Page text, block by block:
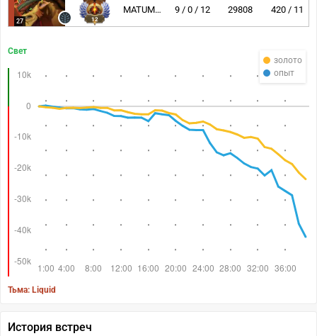
27 12
MATUMBAMAN 9 / 0 / 12 29808 420 / 11
золото
опыт
Свет
Тьма: Liquid
История встреч